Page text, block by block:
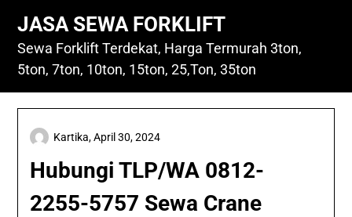
content
JASA SEWA FORKLIFT
Sewa Forklift Terdekat, Harga Termurah 3ton,
5ton, 7ton, 10ton, 15ton, 25,Ton, 35ton
Hubungi TLP/WA 0812-
2255-5757 Sewa Crane
Kartika,April 30, 2024